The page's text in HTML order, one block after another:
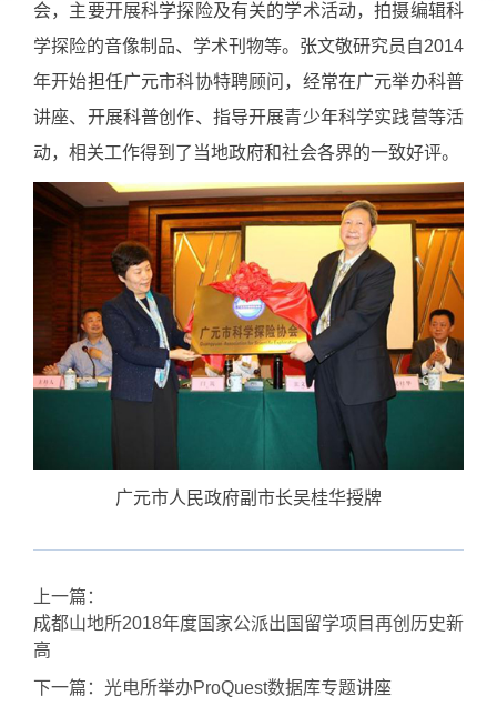
会，主要开展科学探险及有关的学术活动，拍摄编辑科
学探险的音像制品、学术刊物等。 张文敬研究员自2014
年开始担任广元市科协特聘顾问，经常在广元举办科普
讲座、开展科普创作、指导开展青少年科学实践营等活
动，相关工作得到了当地政府和社会各界的一致好评。
广元市人民政府副市长吴桂华授牌
上一篇：
成都山地所2018年度国家公派出国留学项目再创历史新
高
下一篇： 光电所举办ProQuest数据库专题讲座